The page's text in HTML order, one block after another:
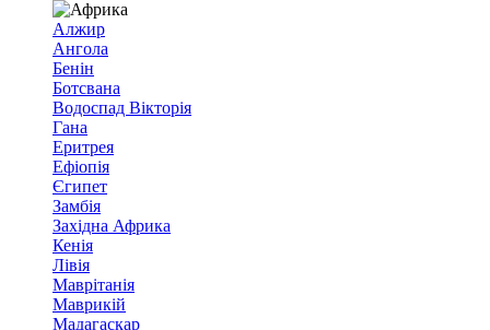
Алжир
Ангола
Бенін
Ботсвана
Водоспад Вікторія
Гана
Еритрея
Ефіопія
Єгипет
Замбія
Західна Африка
Кенія
Лівія
Маврітанія
Маврикій
Мадагаскар